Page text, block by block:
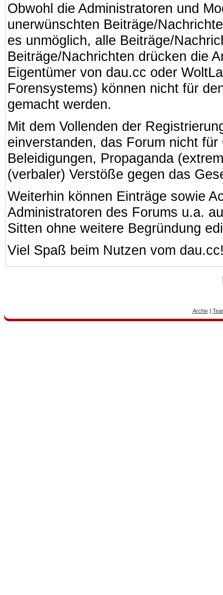
Obwohl die Administratoren und
unerwünschten Beiträge/
es unmöglich, alle Beiträge/
Beiträge/Nachrichten drücken die
Eigentümer von dau.cc oder
Forensystems) können nicht für
gemacht werden.
Mit dem Vollenden der
einverstanden, das Forum nicht
Beleidigungen, Propaganda
(verbaler) Verstöße gegen das
Weiterhin können Einträge sowie
Administratoren des Forums u.a.
Sitten ohne weitere Begründung
Viel Spaß beim Nutzen vom
Archiv|